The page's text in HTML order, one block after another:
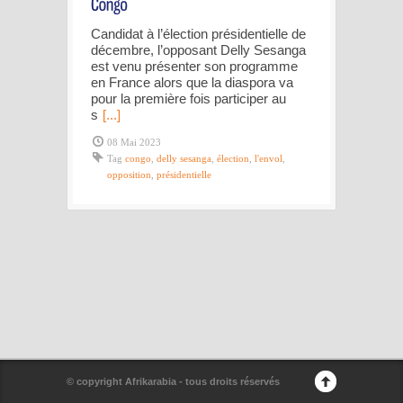
Candidat à l’élection présidentielle de
décembre, l’opposant Delly Sesanga
est venu présenter son programme
en France alors que la diaspora va
pour la première fois participer au
s [...]
08 Mai 2023
Tag congo delly sesanga élection l'envol
opposition présidentielle
© copyright Afrikarabia - tous droits réservés